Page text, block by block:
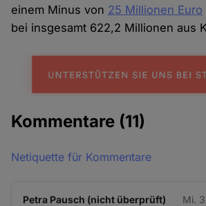
einem Minus von 25 Millionen Euro
bei insgesamt 622,2 Millionen aus
Kommentare (11)
Netiquette für Kommentare
Petra Pausch (nicht überprüft) Mi.